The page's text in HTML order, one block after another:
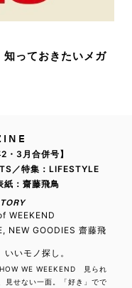
知っておきたいメガ
・3月合併号】
／特集：LIFESTYLE
：齋藤飛鳥
WEEKEND
NEW GOODIES 齋藤飛
いいモノ探し。
WE WEEKEND 見られ
見せない一面。「好き」でで